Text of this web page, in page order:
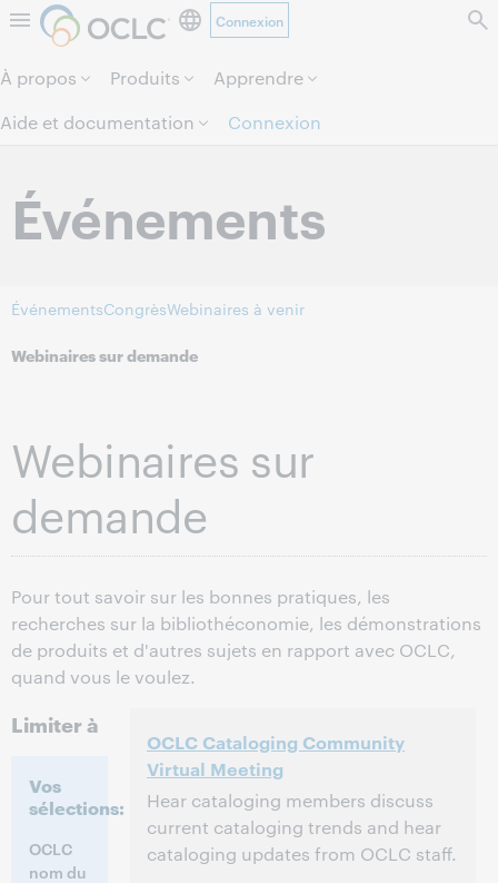
Aller au contenu de la page.
Connexion
À propos Produits
Apprendre
Aide et documentation
Connexion
Événements
ÉvénementsCongrèsWebinaires à venir
Webinaires sur demande
Webinaires sur
demande
Pour tout savoir sur les bonnes pratiques, les
recherches sur la bibliothéconomie, les démonstrations
de produits et d'autres sujets en rapport avec OCLC,
quand vous le voulez.
Limiter à
Vos
sélections:
OCLC
nom du
OCLC Cataloging Community
Virtual Meeting
Hear cataloging members discuss
current cataloging trends and hear
cataloging updates from OCLC staff.